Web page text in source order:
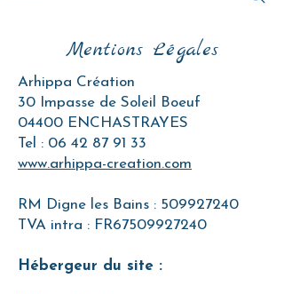
Mentions Légales
Arhippa Création
30 Impasse de Soleil Boeuf
04400 ENCHASTRAYES
Tel : 06 42 87 91 33
www.arhippa-creation.com
RM Digne les Bains : 509927240
TVA intra : FR67509927240
Hébergeur du site :